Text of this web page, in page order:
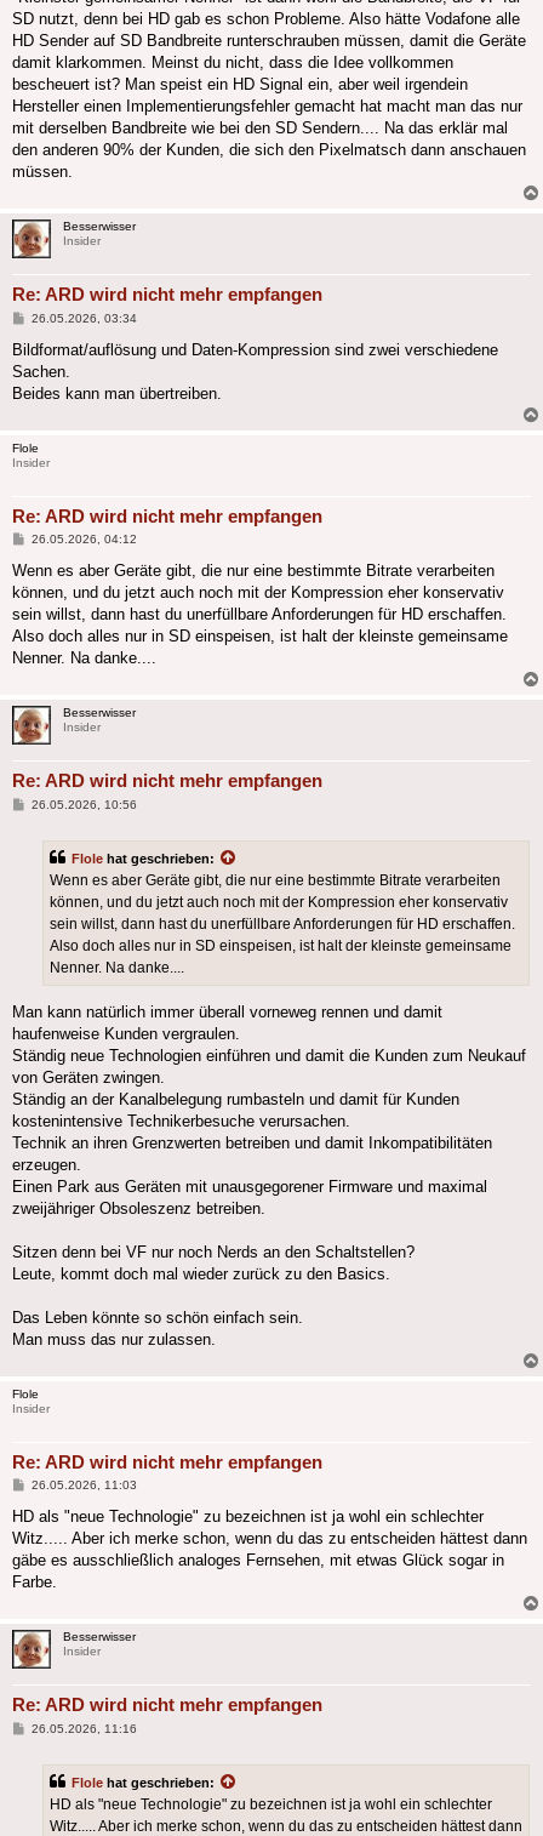
SD nutzt, denn bei HD gab es schon Probleme. Also hätte Vodafone alle
HD Sender auf SD Bandbreite runterschrauben müssen, damit die Geräte
damit klarkommen. Meinst du nicht, dass die Idee vollkommen
bescheuert ist? Man speist ein HD Signal ein, aber weil irgendein
Hersteller einen Implementierungsfehler gemacht hat macht man das nur
mit derselben Bandbreite wie bei den SD Sendern.... Na das erklär mal
den anderen 90% der Kunden, die sich den Pixelmatsch dann anschauen
müssen.
Besserwisser
Insider
Re: ARD wird nicht mehr empfangen
Beitrag
26.05.2026, 03:34
Bildformat/auflösung und Daten-Kompression sind zwei verschiedene
Sachen.
Beides kann man übertreiben.
Flole
Insider
Re: ARD wird nicht mehr empfangen
Beitrag
26.05.2026, 04:12
Wenn es aber Geräte gibt, die nur eine bestimmte Bitrate verarbeiten
können, und du jetzt auch noch mit der Kompression eher konservativ
sein willst, dann hast du unerfüllbare Anforderungen für HD erschaffen.
Also doch alles nur in SD einspeisen, ist halt der kleinste gemeinsame
Nenner. Na danke....
Besserwisser
Insider
Re: ARD wird nicht mehr empfangen
Beitrag
26.05.2026, 10:56
Flole hat geschrieben:
Wenn es aber Geräte gibt, die nur eine bestimmte Bitrate verarbeiten
können, und du jetzt auch noch mit der Kompression eher konservativ
sein willst, dann hast du unerfüllbare Anforderungen für HD erschaffen.
Also doch alles nur in SD einspeisen, ist halt der kleinste gemeinsame
Nenner. Na danke....
Man kann natürlich immer überall vorneweg rennen und damit
haufenweise Kunden vergraulen.
Ständig neue Technologien einführen und damit die Kunden zum Neukauf
von Geräten zwingen.
Ständig an der Kanalbelegung rumbasteln und damit für Kunden
kostenintensive Technikerbesuche verursachen.
Technik an ihren Grenzwerten betreiben und damit Inkompatibilitäten
erzeugen.
Einen Park aus Geräten mit unausgegorener Firmware und maximal
zweijähriger Obsoleszenz betreiben.
Sitzen denn bei VF nur noch Nerds an den Schaltstellen?
Leute, kommt doch mal wieder zurück zu den Basics.
Das Leben könnte so schön einfach sein.
Man muss das nur zulassen.
Flole
Insider
Re: ARD wird nicht mehr empfangen
Beitrag
26.05.2026, 11:03
HD als "neue Technologie" zu bezeichnen ist ja wohl ein schlechter
Witz..... Aber ich merke schon, wenn du das zu entscheiden hättest dann
gäbe es ausschließlich analoges Fernsehen, mit etwas Glück sogar in
Farbe.
Besserwisser
Insider
Re: ARD wird nicht mehr empfangen
Beitrag
26.05.2026, 11:16
Flole hat geschrieben:
HD als "neue Technologie" zu bezeichnen ist ja wohl ein schlechter
Witz..... Aber ich merke schon, wenn du das zu entscheiden hättest dann